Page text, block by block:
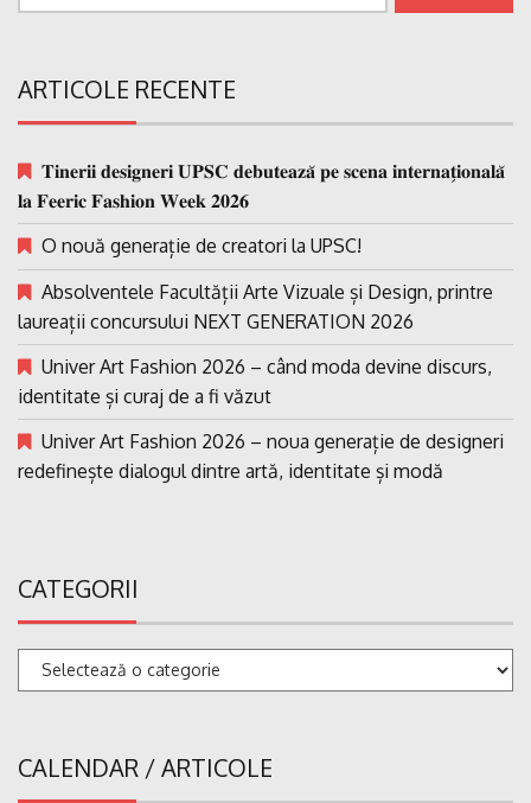
ARTICOLE RECENTE
𝐓𝐢𝐧𝐞𝐫𝐢𝐢 𝐝𝐞𝐬𝐢𝐠𝐧𝐞𝐫𝐢 𝐔𝐏𝐒𝐂 𝐝𝐞𝐛𝐮𝐭𝐞𝐚𝐳𝐚̆ 𝐩𝐞 𝐬𝐜𝐞𝐧𝐚 𝐢𝐧𝐭𝐞𝐫𝐧𝐚𝐭̗𝐢𝐨𝐧𝐚𝐥𝐚̆
𝐥𝐚 𝐅𝐞𝐞𝐫𝐢𝐜 𝐅𝐚𝐬𝐡𝐢𝐨𝐧 𝐖𝐞𝐞𝐤 𝟐𝟎𝟐𝟔
O nouă generație de creatori la UPSC!
Absolventele Facultății Arte Vizuale și Design, printre
laureații concursului NEXT GENERATION 2026
Univer Art Fashion 2026 – când moda devine discurs,
identitate și curaj de a fi văzut
Univer Art Fashion 2026 – noua generație de designeri
redefinește dialogul dintre artă, identitate și modă
CATEGORII
Categorii
CALENDAR / ARTICOLE